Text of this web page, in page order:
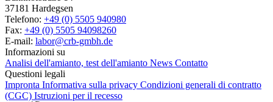
37181 Hardegsen
Telefono: +49 (0) 5505 940980
Fax: +49 (0) 5505 94098260
E-mail: labor@crb-gmbh.de
Informazioni su
Analisi dell'amianto, test dell'amianto News Contatto
Questioni legali
Impronta Informativa sulla privacy Condizioni generali di contratto
(CGC) Istruzioni per il recesso